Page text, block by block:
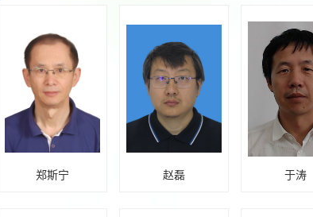
郑斯宁 赵磊 于涛